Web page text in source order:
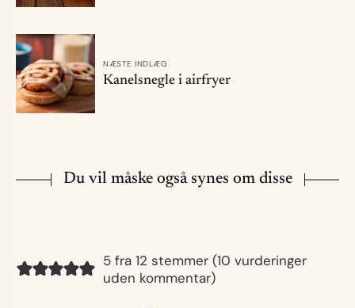
NÆSTE INDLÆG
Kanelsnegle i airfryer
Du vil måske også synes om disse
5 fra 12 stemmer (10 vurderinger
uden kommentar)